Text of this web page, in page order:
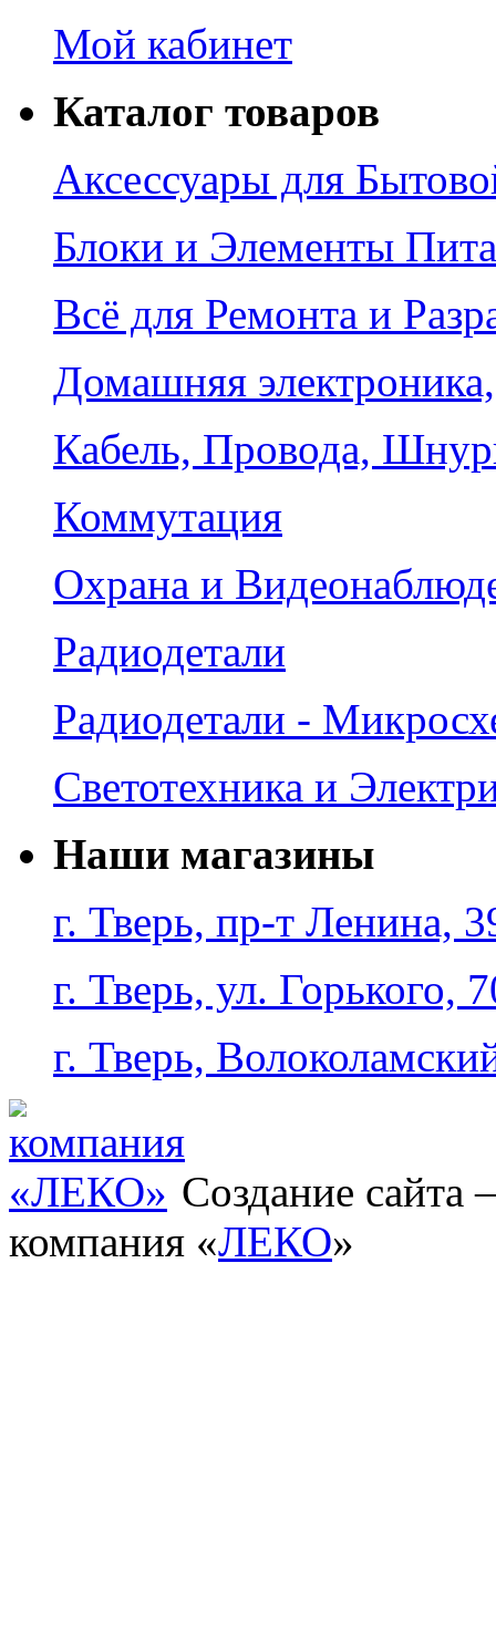
Мой кабинет
Каталог товаров
Аксессуары для
Блоки и Элементы
Всё для Ремонта и
Домашняя
Кабель, Провода,
Коммутация
Охрана и
Радиодетали
Радиодетали -
Светотехника и
Наши магазины
г. Тверь, пр-т Ленина,
г. Тверь, ул. Горького,
г. Тверь,
Создание сайта
компания «ЛЕКО»